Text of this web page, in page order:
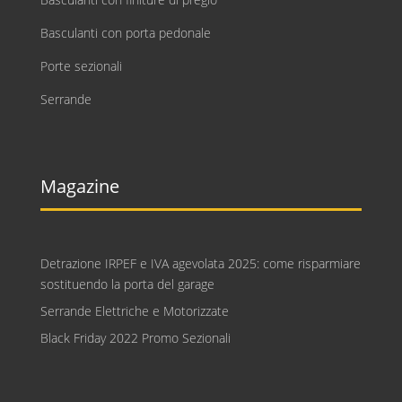
Basculanti con porta pedonale
Porte sezionali
Serrande
Magazine
Detrazione IRPEF e IVA agevolata 2025: come risparmiare
sostituendo la porta del garage
Serrande Elettriche e Motorizzate
Black Friday 2022 Promo Sezionali